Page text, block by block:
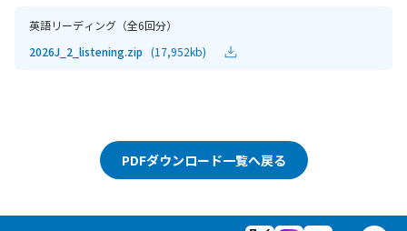
英語リーディング（全6回分）
2026J_2_listening.zip (17,952kb)
PDFダウンロード一覧へ戻る